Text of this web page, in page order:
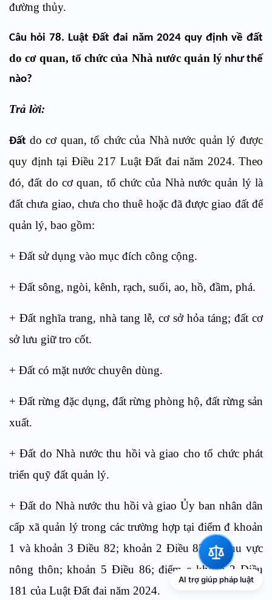
đường thủy.
Câu hỏi 78. Luật Đất đai năm 2024 quy định về đất
do cơ quan, tổ chức của Nhà nước quản lýnhư thế
nào?
Trả lời:
Đất do cơ quan, tổ chức của Nhà nước quản lý được
quy định tại Điều 217 Luật Đất đai năm 2024. Theo
đó, đất do cơ quan, tổ chức của Nhà nước quản lý là
đất chưa giao, chưa cho thuê hoặc đã được giao đất để
quản lý, bao gồm:
+ Đất sử dụng vào mục đích công cộng.
+ Đất sông, ngòi, kênh, rạch, suối, ao, hồ, đầm, phá.
+ Đất nghĩa trang, nhà tang lễ, cơ sở hỏa táng; đất cơ
sở lưu giữ tro cốt.
+ Đất có mặt nước chuyên dùng.
+ Đất rừng đặc dụng, đất rừng phòng hộ, đất rừng sản
xuất.
+ Đất do Nhà nước thu hồi và giao cho tổ chức phát
triển quỹ đất quản lý.
+ Đất do Nhà nước thu hồi và giao Ủy ban nhân dân
cấp xã quản lý trong các trường hợp tại điểm đ khoản
1 và khoản 3 Điều 82; khoản 2 Điều 82 tại khu vực
nông thôn;khoản 5 Điều 86;điểm e khoản 2 Điều
181 của Luật Đất đai năm 2024.
AI trợ giúp pháp luật